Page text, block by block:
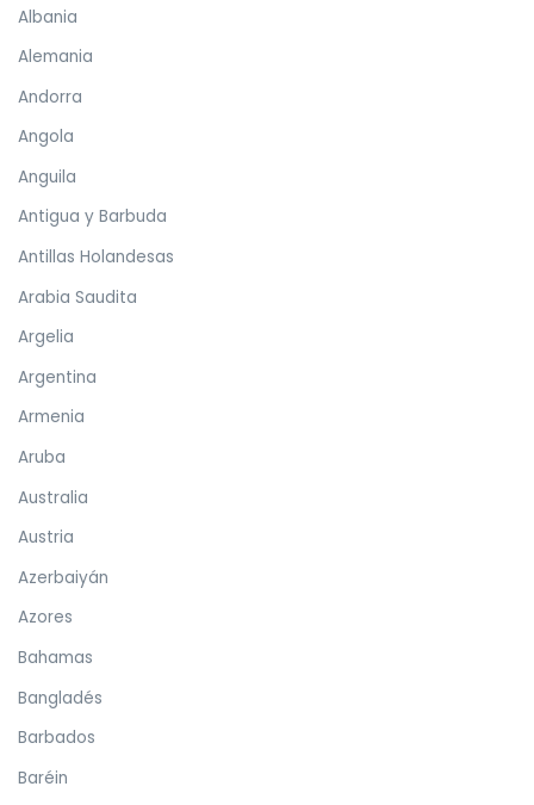
Albania
Alemania
Andorra
Angola
Anguila
Antigua y Barbuda
Antillas Holandesas
Arabia Saudita
Argelia
Argentina
Armenia
Aruba
Australia
Austria
Azerbaiyán
Azores
Bahamas
Bangladés
Barbados
Baréin